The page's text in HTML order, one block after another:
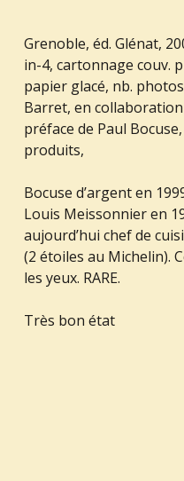
Grenoble, éd. Glénat,
in-4, cartonnage couv.
papier glacé, nb.
Barret, en
préface de Paul
produits,
Bocuse d’argent en
Louis Meissonnier en
aujourd’hui chef de
(2 étoiles au Michelin).
les yeux. RARE.
Très